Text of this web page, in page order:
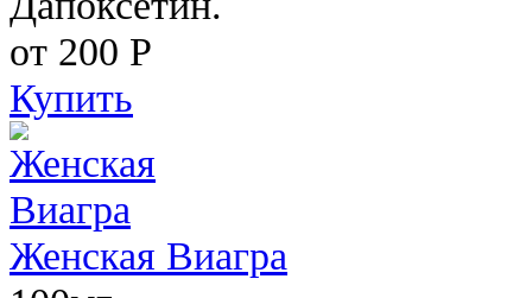
от 200 Р
Купить
Женская Виагра